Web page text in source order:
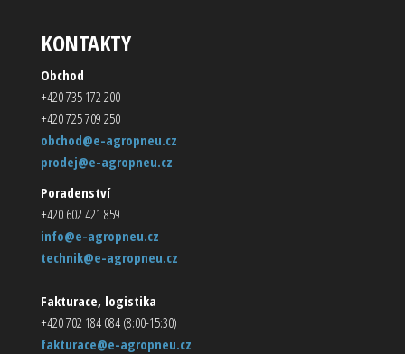
KONTAKTY
Obchod
+420 735 172 200
+420 725 709 250
obchod@e-agropneu.cz
prodej@e-agropneu.cz
Poradenství
+420 602 421 859
info@e-agropneu.cz
technik@e-agropneu.cz
Fakturace, logistika
+420 702 184 084 (8:00-15:30)
fakturace@e-agropneu.cz